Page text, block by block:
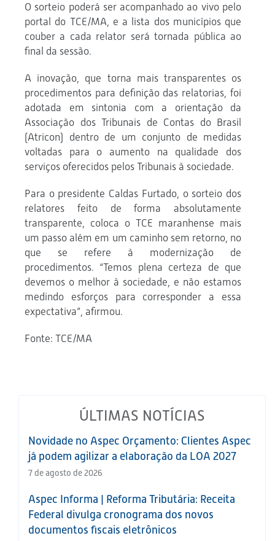
O sorteio poderá ser acompanhado ao vivo pelo
portal do TCE/MA, e a lista dos municípios que
couber a cada relator será tornada pública ao
final da sessão.
A inovação, que torna mais transparentes os
procedimentos para definição das relatorias, foi
adotada em sintonia com a orientação da
Associação dos Tribunais de Contas do Brasil
(Atricon) dentro de um conjunto de medidas
voltadas para o aumento na qualidade dos
serviços oferecidos pelos Tribunais à sociedade.
Para o presidente Caldas Furtado, o sorteio dos
relatores feito de forma absolutamente
transparente, coloca o TCE maranhense mais
um passo além em um caminho sem retorno, no
que se refere à modernização de
procedimentos. “Temos plena certeza de que
devemos o melhor à sociedade, e não estamos
medindo esforços para corresponder a essa
expectativa”, afirmou.
Fonte: TCE/MA
ÚLTIMAS NOTÍCIAS
Novidade no Aspec Orçamento: Clientes Aspec
já podem agilizar a elaboração da LOA 2027
7 de agosto de 2026
Aspec Informa | Reforma Tributária: Receita
Federal divulga cronograma dos novos
documentos fiscais eletrônicos